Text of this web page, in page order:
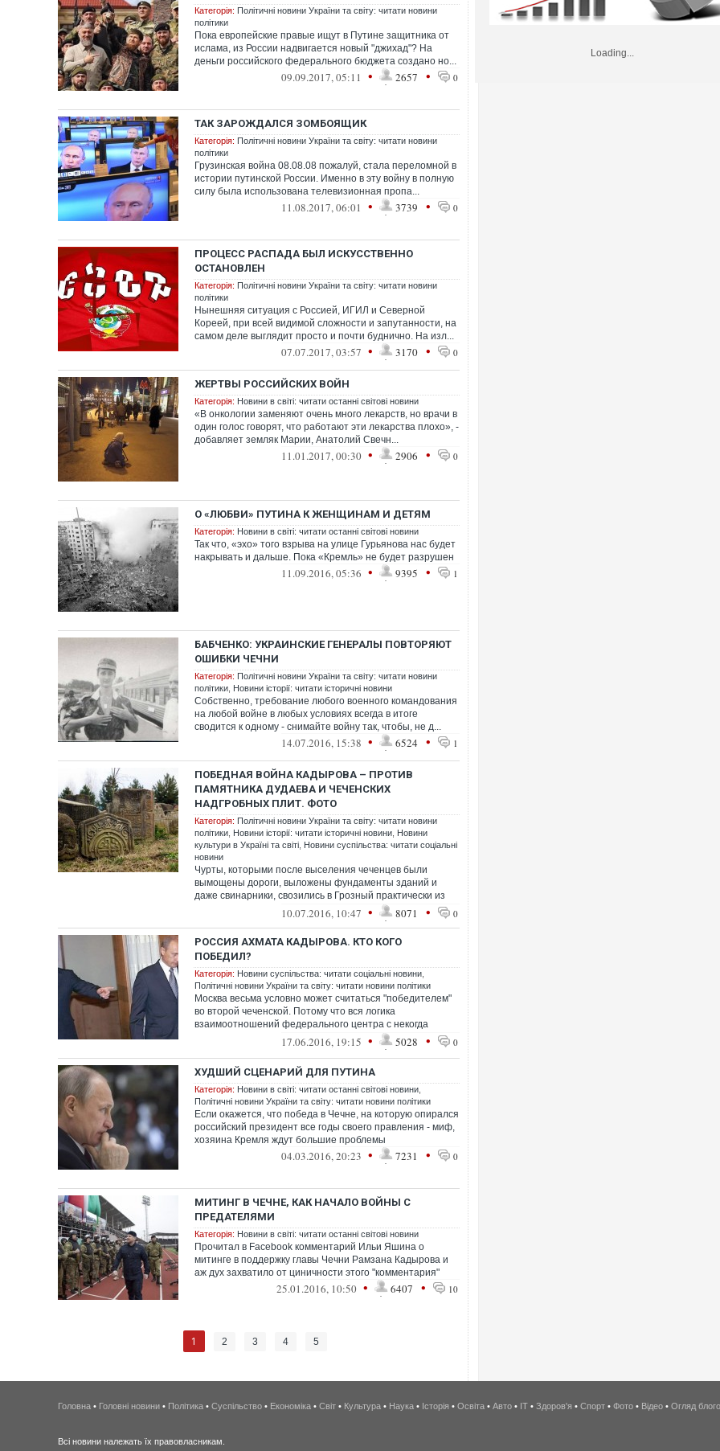
Категорія: Політичні новини України та світу: читати новини
політики
Пока европейские правые ищут в Путине защитника от
ислама, из России надвигается новый "джихад"? На
деньги российского федерального бюджета создано но...
09.09.2017, 05:11 • 2657 • 0
ТАК ЗАРОЖДАЛСЯ ЗОМБОЯЩИК
Категорія: Політичні новини України та світу: читати новини
політики
Грузинская война 08.08.08 пожалуй, стала переломной в
истории путинской России. Именно в эту войну в полную
силу была использована телевизионная пропа...
11.08.2017, 06:01 • 3739 • 0
ПРОЦЕСС РАСПАДА БЫЛ ИСКУССТВЕННО
ОСТАНОВЛЕН
Категорія: Політичні новини України та світу: читати новини
політики
Нынешняя ситуация с Россией, ИГИЛ и Северной
Кореей, при всей видимой сложности и запутанности, на
самом деле выглядит просто и почти буднично. На изл...
07.07.2017, 03:57 • 3170 • 0
ЖЕРТВЫ РОССИЙСКИХ ВОЙН
Категорія: Новини в світі: читати останні світові новини
«В онкологии заменяют очень много лекарств, но врачи в
один голос говорят, что работают эти лекарства плохо», -
добавляет земляк Марии, Анатолий Свечн...
11.01.2017, 00:30 • 2906 • 0
О «ЛЮБВИ» ПУТИНА К ЖЕНЩИНАМ И ДЕТЯМ
Категорія: Новини в світі: читати останні світові новини
Так что, «эхо» того взрыва на улице Гурьянова нас будет
накрывать и дальше. Пока «Кремль» не будет разрушен
11.09.2016, 05:36 • 9395 • 1
БАБЧЕНКО: УКРАИНСКИЕ ГЕНЕРАЛЫ ПОВТОРЯЮТ
ОШИБКИ ЧЕЧНИ
Категорія: Політичні новини України та світу: читати новини
політики Новини історії: читати історичні новини
Собственно, требование любого военного командования
на любой войне в любых условиях всегда в итоге
сводится к одному - снимайте войну так, чтобы, не д...
14.07.2016, 15:38 • 6524 • 1
ПОБЕДНАЯ ВОЙНА КАДЫРОВА – ПРОТИВ
ПАМЯТНИКА ДУДАЕВА И ЧЕЧЕНСКИХ
НАДГРОБНЫХ ПЛИТ. ФОТО
Категорія: Політичні новини України та світу: читати новини
політики Новини історії: читати історичні новини Новини
культури в Україні та світі Новини суспільства: читати соціальні
новини
Чурты, которыми после выселения чеченцев были
вымощены дороги, выложены фундаменты зданий и
даже свинарники, свозились в Грозный практически из
10.07.2016, 10:47 • 8071 • 0
РОССИЯ АХМАТА КАДЫРОВА. КТО КОГО
ПОБЕДИЛ?
Категорія: Новини суспільства: читати соціальні новини
Політичні новини України та світу: читати новини політики
Москва весьма условно может считаться "победителем"
во второй чеченской. Потому что вся логика
взаимоотношений федерального центра с некогда
17.06.2016, 19:15 • 5028 • 0
ХУДШИЙ СЦЕНАРИЙ ДЛЯ ПУТИНА
Категорія: Новини в світі: читати останні світові новини
Політичні новини України та світу: читати новини політики
Если окажется, что победа в Чечне, на которую опирался
российский президент все годы своего правления - миф,
хозяина Кремля ждут большие проблемы
04.03.2016, 20:23 • 7231 • 0
МИТИНГ В ЧЕЧНЕ, КАК НАЧАЛО ВОЙНЫ С
ПРЕДАТЕЛЯМИ
Категорія: Новини в світі: читати останні світові новини
Прочитал в Facebook комментарий Ильи Яшина о
митинге в поддержку главы Чечни Рамзана Кадырова и
аж дух захватило от циничности этого "комментария"
25.01.2016, 10:50 • 6407 • 10
1 2 3 4 5
Loading...
Ворог завдав
двоє поранених. Ще
після атаки БПЛА по ринку
В окупованій Ялті
порт: над містом навис
Головна • Головні новини • Політика • Суспільство • Економіка • Світ • Культура • Наука • Історія • Освіта • Авто • IT • Здоров'я • Спорт • Фото • Відео • Огляд
Всі новини належать їх правовласникам.